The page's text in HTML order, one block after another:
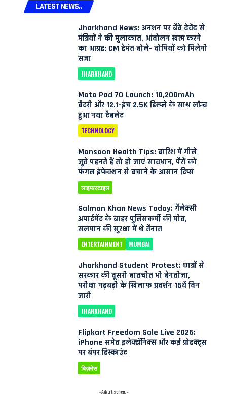
LATEST NEWS..
Jharkhand News: अनशन पर बैठे देवेंद्र से
मंत्रियों ने की मुलाकात, आंदोलन खत्म करने
का आग्रह; CM हेमंत बोले- दोषियों को मिलेगी
सजा
JHARKHAND
Moto Pad 70 Launch: 10,200mAh
बैटरी और 12.1-इंच 2.5K डिस्प्ले के साथ लॉन्च
हुआ नया टैबलेट
TECHNOLOGY
Monsoon Health Tips: बारिश में गीले
जूते पहनते हैं तो हो जाएं सावधान, पैरों को
फंगल इंफेक्शन से बचाने के आसान टिप्स
लाइफस्टाइल
Salman Khan News Today: गैलेक्सी
अपार्टमेंट के बाहर पुलिसकर्मी की मौत,
सलमान की सुरक्षा में थे तैनात
ENTERTAINMENT MUMBAI
Jharkhand Student Protest: छात्रों से
सरकार की दूसरी बातचीत भी बेनतीजा,
परीक्षा गड़बड़ी के खिलाफ प्रदर्शन 15वें दिन
जारी
JHARKHAND
Flipkart Freedom Sale Live 2026:
iPhone समेत इलेक्ट्रॉनिक्स और कई प्रोडक्ट्स
पर बंपर डिस्काउंट
बिज़नेस
- Advertisement -